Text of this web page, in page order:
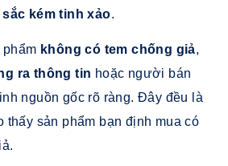
sắc kém tinh xảo.
không có tem chống giả,
ra thông tin hoặc người bán
nguồn gốc rõ ràng. Đây đều là
thấy sản phẩm bạn định mua có